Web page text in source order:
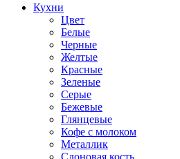
Кухни
Цвет
Белые
Черные
Желтые
Красные
Зеленые
Серые
Бежевые
Глянцевые
Кофе с молоком
Металлик
Слоновая кость